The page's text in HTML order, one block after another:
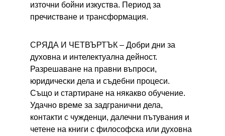
източни бойни изкуства. Период за
пречистване и трансформация.
СРЯДА И ЧЕТВЪРТЪК – Добри дни за
духовна и интелектуална дейност.
Разрешаване на правни въпроси,
юридически дела и съдебни процеси.
Също и стартиране на някакво обучение.
Удачно време за задгранични дела,
контакти с чужденци, далечни пътувания и
четене на книги с философска или духовна